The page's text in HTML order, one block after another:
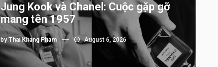
Jung Kook và Chanel: Cuộc gặp gỡ
mang tên 1957
byThai Khang Pham August 6, 2026